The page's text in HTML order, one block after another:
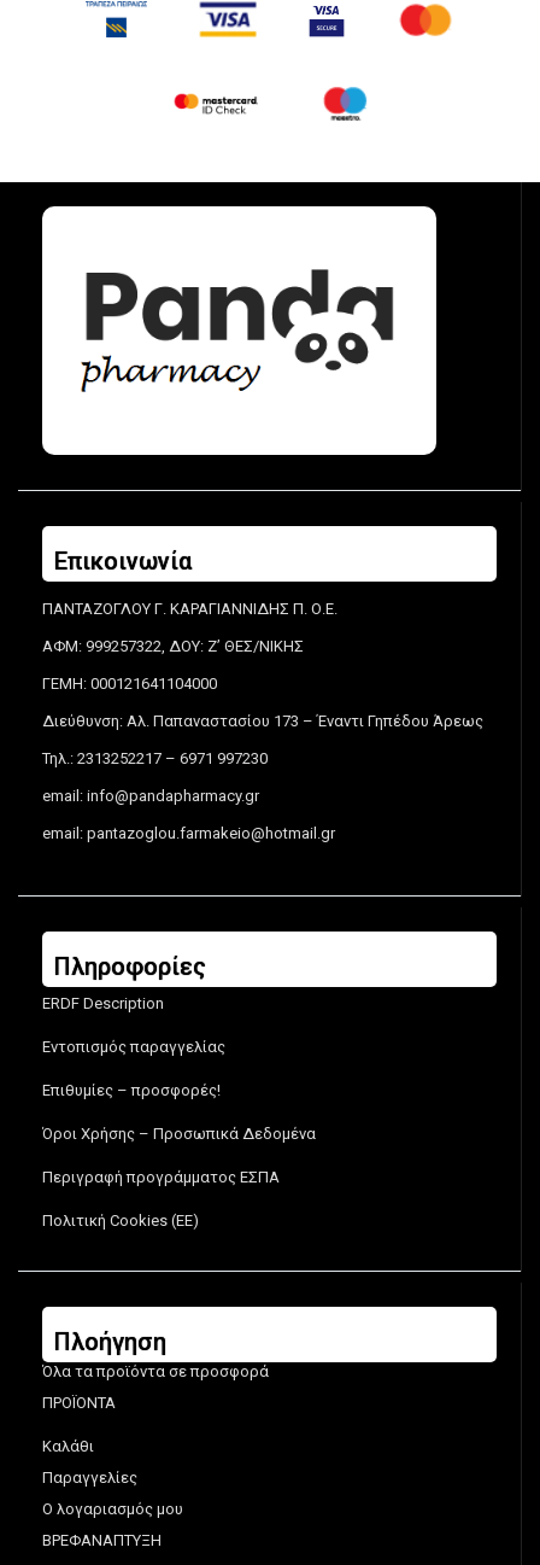
Επικοινωνία
ΠΑΝΤΑΖΟΓΛΟΥ Γ. ΚΑΡΑΓΙΑΝΝΙΔΗΣ Π. Ο.Ε.
ΑΦΜ: 999257322, ΔΟΥ: Ζ’ ΘΕΣ/ΝΙΚΗΣ
ΓΕΜΗ: 000121641104000
Διεύθυνση: Αλ. Παπαναστασίου 173 – Έναντι Γηπέδου Άρεως
Τηλ.: 2313252217 – 6971 997230
email: info@pandapharmacy.gr
email: pantazoglou.farmakeio@hotmail.gr
Πληροφορίες
ERDF Description
Εντοπισμός παραγγελίας
Επιθυμίες – προσφορές!
Όροι Χρήσης – Προσωπικά Δεδομένα
Περιγραφή προγράμματος ΕΣΠΑ
Πολιτική Cookies (ΕΕ)
Πλοήγηση
Όλα τα προϊόντα σε προσφορά
ΠΡΟΪΟΝΤΑ
Καλάθι
Παραγγελίες
Ο λογαριασμός μου
ΒΡΕΦΑΝΑΠΤΥΞΗ